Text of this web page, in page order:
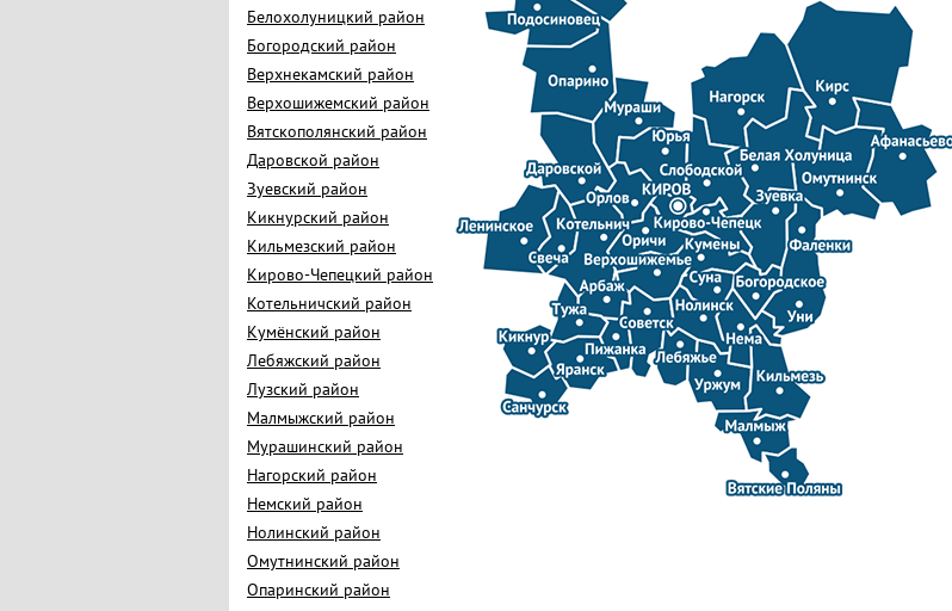
Белохолуницкий район
Богородский район
Верхнекамский район
Верхошижемский район
Вятскополянский район
Даровской район
Зуевский район
Кикнурский район
Кильмезский район
Кирово-Чепецкий район
Котельничский район
Кумёнский район
Лебяжский район
Лузский район
Малмыжский район
Мурашинский район
Нагорский район
Немский район
Нолинский район
Омутнинский район
Опаринский район